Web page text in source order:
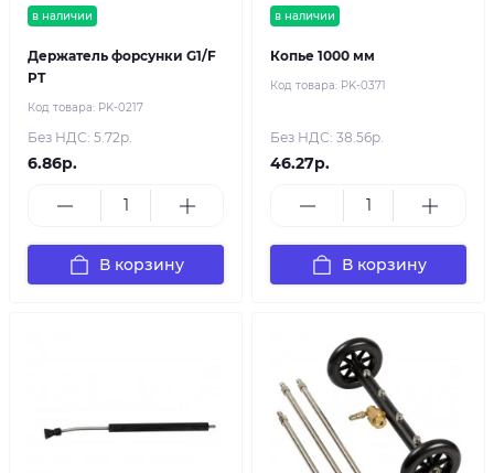
в наличии
Держатель форсунки G1/F
PT
Код товара: PK-0217
Без НДС: 5.72р.
6.86р.
В корзину
в наличии
Копье 1000 мм
Код товара: PK-0371
Без НДС: 38.56р.
46.27р.
В корзину